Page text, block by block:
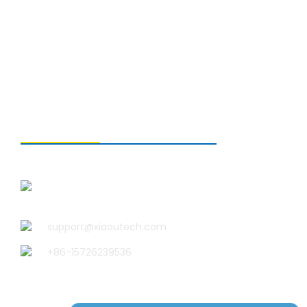
support@xiaoutech.com
+86-15726239536